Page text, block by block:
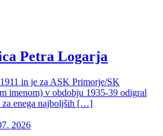
Petra Logarja
in je za ASK Primorje/SK
imenom) v obdobju 1935-39 odigral
za enega najboljših […]
2026